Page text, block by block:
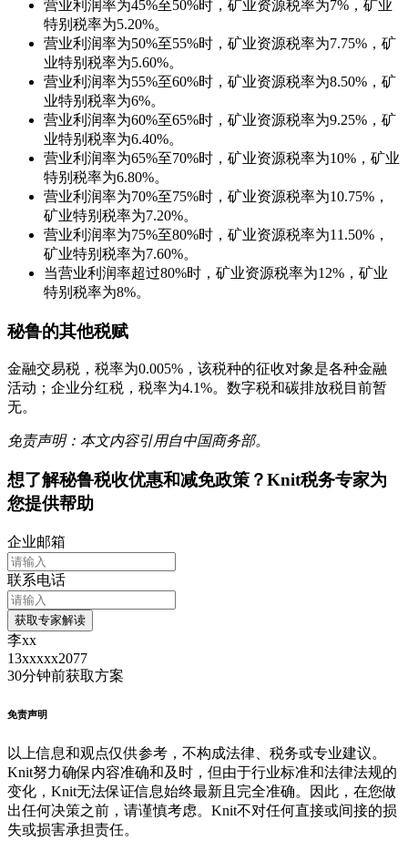
营业利润率为45%至50%时，矿业资源税率为7%，矿业
特别税率为5.20%。
营业利润率为50%至55%时，矿业资源税率为7.75%，矿
业特别税率为5.60%。
营业利润率为55%至60%时，矿业资源税率为8.50%，矿
业特别税率为6%。
营业利润率为60%至65%时，矿业资源税率为9.25%，矿
业特别税率为6.40%。
营业利润率为65%至70%时，矿业资源税率为10%，矿业
特别税率为6.80%。
营业利润率为70%至75%时，矿业资源税率为10.75%，
矿业特别税率为7.20%。
营业利润率为75%至80%时，矿业资源税率为11.50%，
矿业特别税率为7.60%。
当营业利润率超过80%时，矿业资源税率为12%，矿业
特别税率为8%。
秘鲁的其他税赋
金融交易税，税率为0.005%，该税种的征收对象是各种金融
活动；企业分红税，税率为4.1%。数字税和碳排放税目前暂
无。
免责声明：本文内容引用自中国商务部。
想了解秘鲁税收优惠和减免政策？Knit税务专家为
您提供帮助
企业邮箱
联系电话
获取专家解读
李xx
13xxxxx2077
30分钟前获取方案
免责声明
以上信息和观点仅供参考，不构成法律、税务或专业建议。
Knit努力确保内容准确和及时，但由于行业标准和法律法规的
变化，Knit无法保证信息始终最新且完全准确。因此，在您做
出任何决策之前，请谨慎考虑。Knit不对任何直接或间接的损
失或损害承担责任。